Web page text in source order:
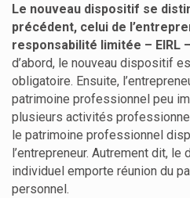
Le nouveau dispositif se
précédent, celui de
responsabilité limitée – EIRL
d’abord, le nouveau dispositif
obligatoire. Ensuite,
patrimoine professionnel peu
plusieurs activités
le patrimoine professionnel
l’entrepreneur. Autrement dit, le
individuel emporte réunion du
personnel.